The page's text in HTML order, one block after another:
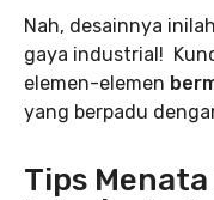
Nah, desainnya
gaya industrial!
elemen-elemen
yang berpadu
Tips